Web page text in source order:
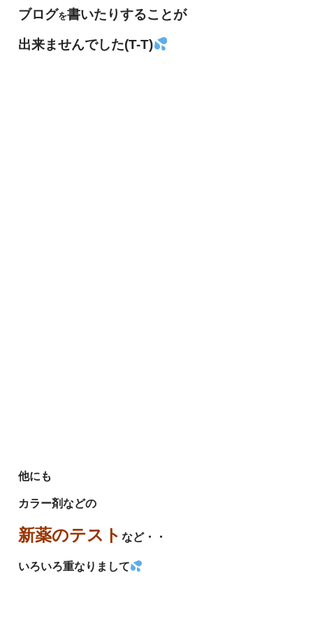
ブログを書いたりすることが
出来ませんでした(T-T)
他にも
カラー剤などの
新薬のテストなど・・
いろいろ重なりまして